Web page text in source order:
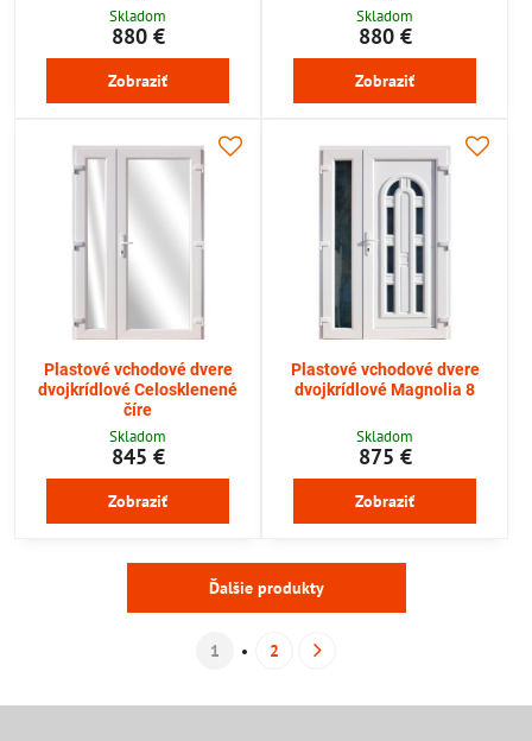
Skladom
880 €
Zobraziť
Skladom
880 €
Zobraziť
Plastové vchodové dvere
dvojkrídlové Celosklenené
číre
Skladom
845 €
Zobraziť
Plastové vchodové dvere
dvojkrídlové Magnolia 8
Skladom
875 €
Zobraziť
Ďalšie produkty
1 2